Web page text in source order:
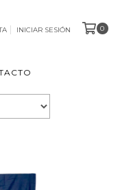
INICIAR SESIÓN 0